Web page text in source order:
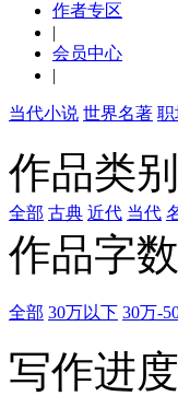
作者专区
|
会员中心
|
当代小说 世界名著 职
作品类别
全部 古典 近代 当代
作品字数
全部 30万以下 30万-
写作进度